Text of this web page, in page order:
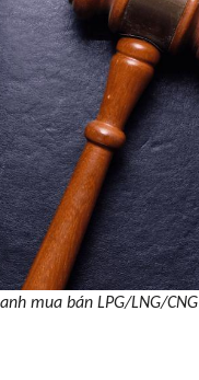
mua bán LPG/LNG/CNG